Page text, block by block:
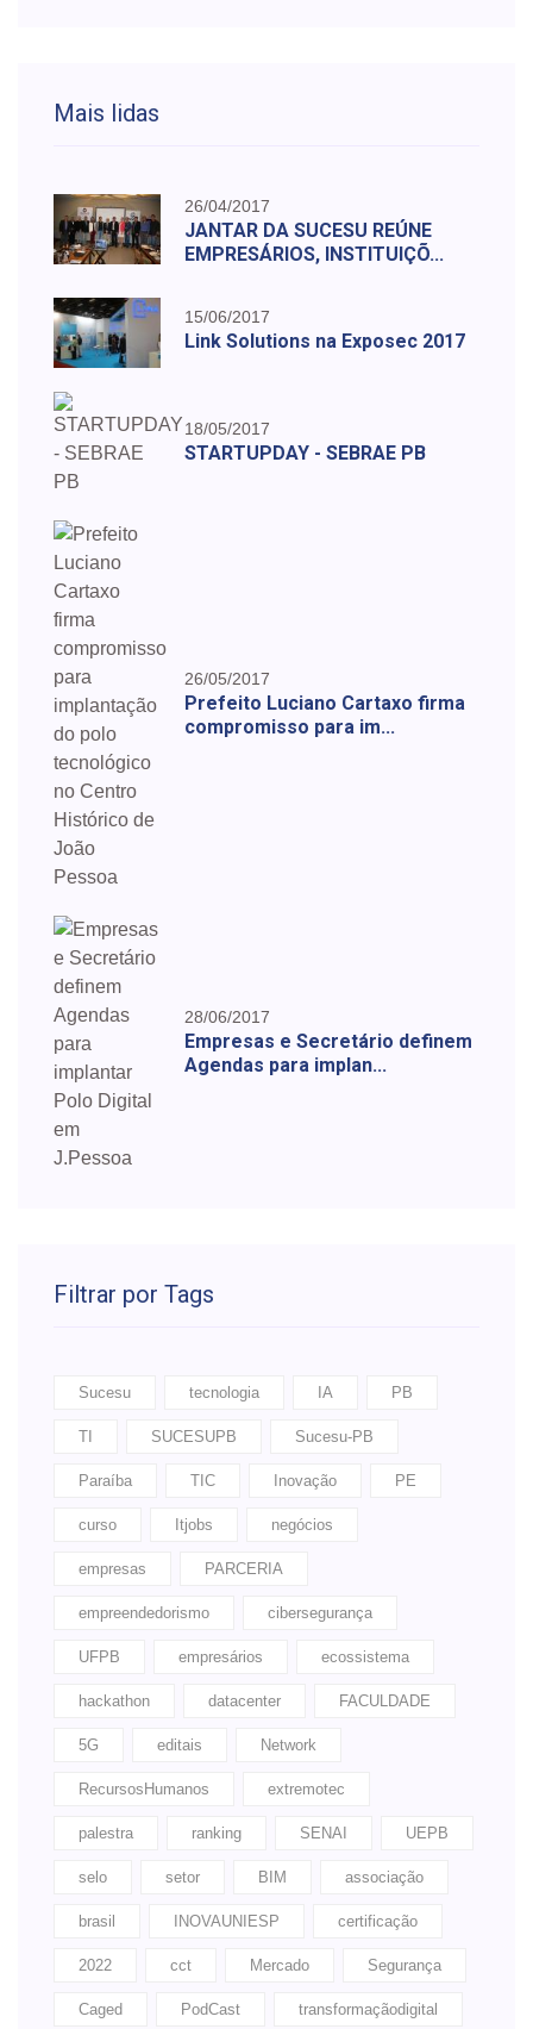
Mais lidas
26/04/2017
JANTAR DA SUCESU REÚNE
EMPRESÁRIOS, INSTITUIÇÕ...
15/06/2017
Link Solutions na Exposec 2017
18/05/2017
STARTUPDAY - SEBRAE PB
26/05/2017
Prefeito Luciano Cartaxo firma
compromisso para im...
28/06/2017
Empresas e Secretário definem
Agendas para implan...
Filtrar por Tags
Sucesu tecnologia IA PB
TI SUCESUPB Sucesu-PB
Paraíba TIC Inovação PE
curso Itjobs negócios
empresas PARCERIA
empreendedorismo cibersegurança
UFPB empresários ecossistema
hackathon datacenter FACULDADE
5G editais Network
RecursosHumanos extremotec
palestra ranking SENAI UEPB
selo setor BIM associação
brasil INOVAUNIESP certificação
2022 cct Mercado Segurança
Caged PodCast transformaçãodigital